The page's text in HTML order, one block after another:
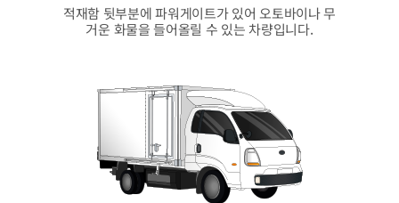
적재함 뒷부분에 파워게이트가 있어 오토바이나 무
거운 화물을 들어올릴 수 있는 차량입니다.